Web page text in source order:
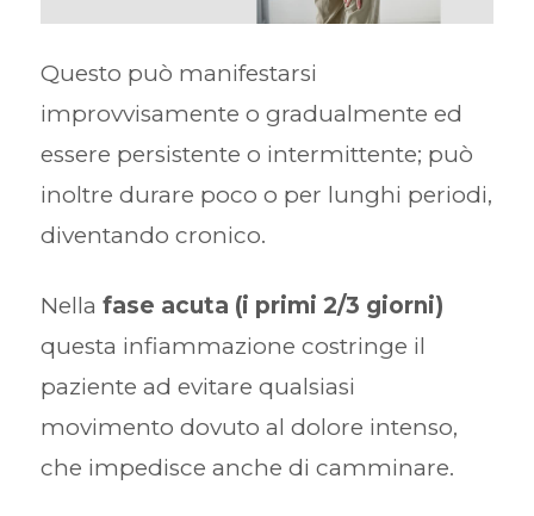
Questo può manifestarsi
improvvisamente o gradualmente ed
essere persistente o intermittente; può
inoltre durare poco o per lunghi periodi,
diventando cronico.
Nella fase acuta (i primi 2/3 giorni)
questa infiammazione costringe il
paziente ad evitare qualsiasi
movimento dovuto al dolore intenso,
che impedisce anche di camminare.